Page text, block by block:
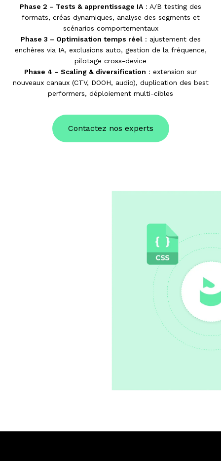
Phase 2 – Tests & apprentissage IA : A/B testing des
formats, créas dynamiques, analyse des segments et
scénarios comportementaux
Phase 3 – Optimisation temps réel: ajustement des
enchères via IA, exclusions auto, gestion de la fréquence,
pilotage cross-device
Phase 4 – Scaling & diversification : extension sur
nouveaux canaux (CTV, DOOH, audio), duplication des best
performers, déploiement multi-cibles
Contactez nos experts